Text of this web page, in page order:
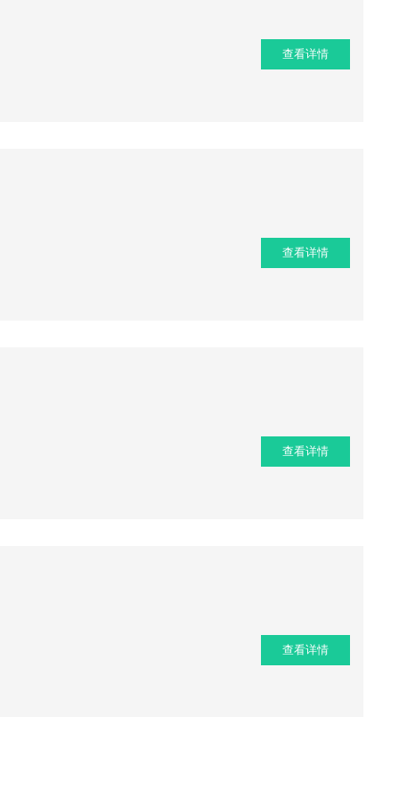
查看详情
查看详情
查看详情
查看详情